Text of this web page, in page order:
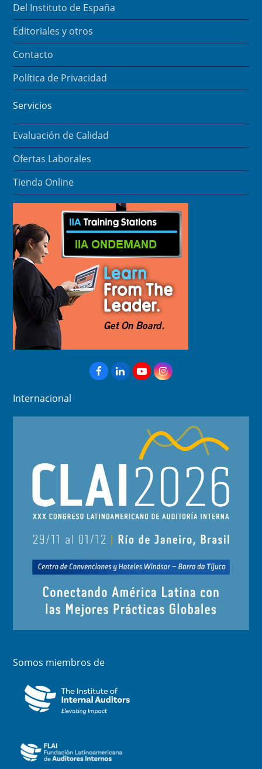
Del Instituto de España
Editoriales y otros
Contacto
Política de Privacidad
Servicios
Evaluación de Calidad
Ofertas Laborales
Tienda Online
Facebook
LinkedInYouTubeInstagram
Internacional
Somos miembros de